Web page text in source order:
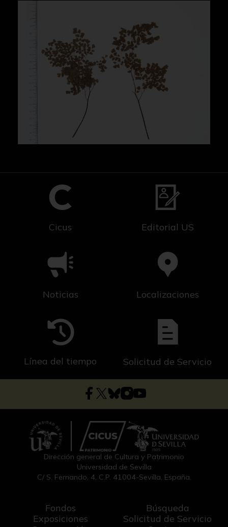
Cicus Editorial US
Noticias Localizaciones
Línea del tiempo Solicitud de Servicio
Dirección general de Cultura y Patrimonio
Universidad de Sevilla
C/ S. Fernando, 4, C.P. 41004-Sevilla, España.
Fondos
Exposiciones
Búsqueda
Solicitud de Servicio